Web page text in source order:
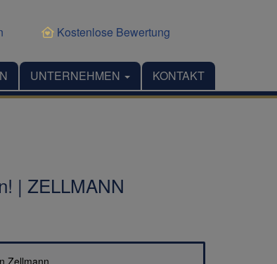
Kostenlose Bewertung
UNTERNEHMEN KONTAKT
| ZELLMANN